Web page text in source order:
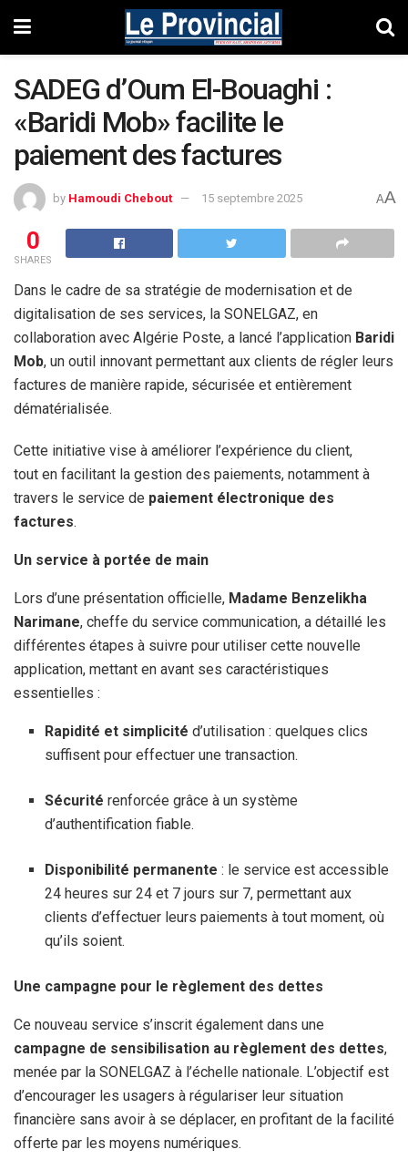
SADEG d’Oum El-Bouaghi :
«Baridi Mob» facilite le
paiement des factures
by Hamoudi Chebout 15 septembre 2025 AA
0
SHARES
Dans le cadre de sa stratégie de modernisation et de
digitalisation de ses services, la SONELGAZ, en
collaboration avec Algérie Poste, a lancé l’application Baridi
Mob, un outil innovant permettant aux clients de régler leurs
factures de manière rapide, sécurisée et entièrement
dématérialisée.
Cette initiative vise à améliorer l’expérience du client,
tout en facilitant la gestion des paiements, notamment à
travers le service de paiement électronique des
factures.
Un service à portée de main
Lors d’une présentation officielle, Madame Benzelikha
Narimane, cheffe du service communication, a détaillé les
différentes étapes à suivre pour utiliser cette nouvelle
application, mettant en avant ses caractéristiques
essentielles :
Rapidité et simplicité d’utilisation : quelques clics
suffisent pour effectuer une transaction.
Sécurité renforcée grâce à un système
d’authentification fiable.
Disponibilité permanente : le service est accessible
24 heures sur 24 et 7 jours sur 7, permettant aux
clients d’effectuer leurs paiements à tout moment, où
qu’ils soient.
Une campagne pour le règlement des dettes
Ce nouveau service s’inscrit également dans une
campagne de sensibilisation au règlement des dettes,
menée par la SONELGAZ à l’échelle nationale. L’objectif est
d’encourager les usagers à régulariser leur situation
financière sans avoir à se déplacer, en profitant de la facilité
offerte par les moyens numériques.